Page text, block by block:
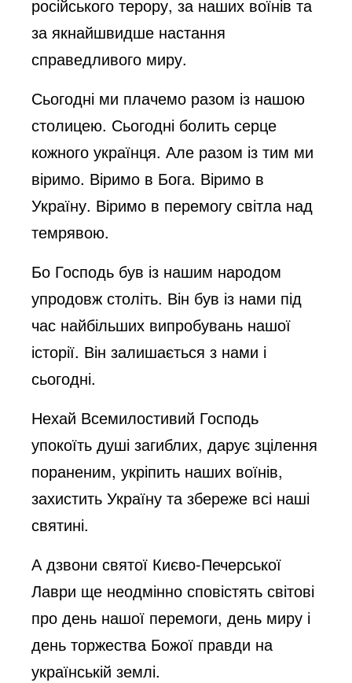
російського терору, за наших воїнів та
за якнайшвидше настання
справедливого миру.
Сьогодні ми плачемо разом із нашою
столицею. Сьогодні болить серце
кожного українця. Але разом із тим ми
віримо. Віримо в Бога. Віримо в
Україну. Віримо в перемогу світла над
темрявою.
Бо Господь був із нашим народом
упродовж століть. Він був із нами під
час найбільших випробувань нашої
історії. Він залишається з нами і
сьогодні.
Нехай Всемилостивий Господь
упокоїть душі загиблих, дарує зцілення
пораненим, укріпить наших воїнів,
захистить Україну та збереже всі наші
святині.
А дзвони святої Києво-Печерської
Лаври ще неодмінно сповістять світові
про день нашої перемоги, день миру і
день торжества Божої правди на
українській землі.